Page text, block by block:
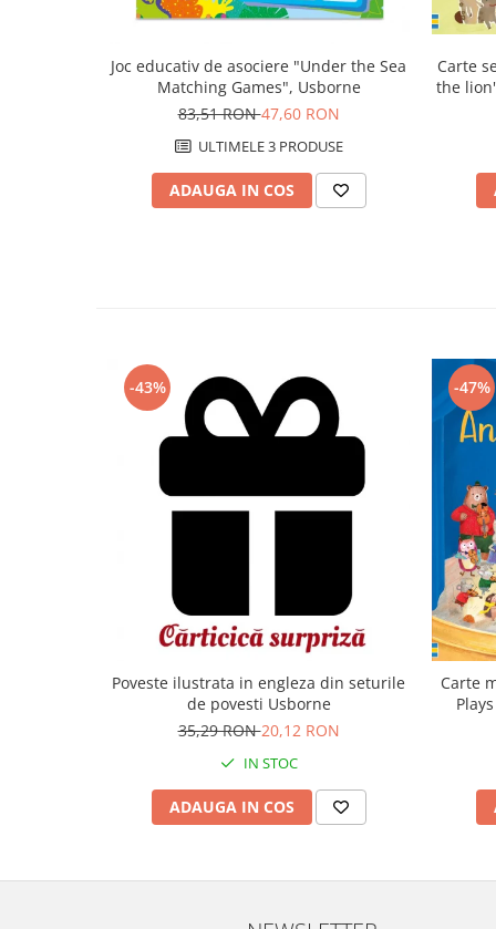
Joc educativ de asociere "Under the Sea
Matching Games", Usborne
83,51 RON47,60 RON
ULTIMELE 3 PRODUSE
ADAUGA IN COS
Carte
the
-43%
Poveste ilustrata in engleza din seturile
de povesti Usborne
35,29 RON20,12 RON
IN STOC
ADAUGA IN COS
-47%
Carte